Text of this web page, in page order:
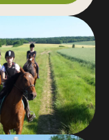
librairie
,
:
et facture